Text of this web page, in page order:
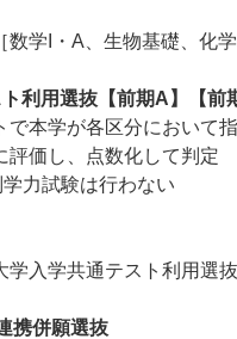
数学I・A、生物基礎、化
利用選抜【前期A】【前
で本学が各区分において
評価し、点数化して判定
力試験は行わない
入学共通テスト利用選
携併願選抜